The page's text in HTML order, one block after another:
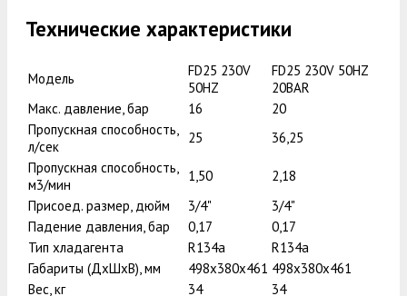
Технические характеристики
Модель
FD25 230V
50HZ
FD25 230V 50HZ
20BAR
Макс. давление, бар
16
20
Пропускная способность,
л/сек
25
36,25
Пропускная способность,
м3/мин
1,50
2,18
Присоед. размер, дюйм
3/4"
3/4"
Падение давления, бар
0,17
0,17
Тип хладагента
R134a
R134a
Габариты (ДxШxВ), мм
498x380x461 498x380x461
Вес, кг
34 34